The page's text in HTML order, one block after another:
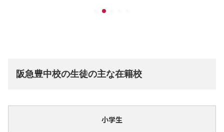
阪急豊中校の生徒の主な在籍校
小学生